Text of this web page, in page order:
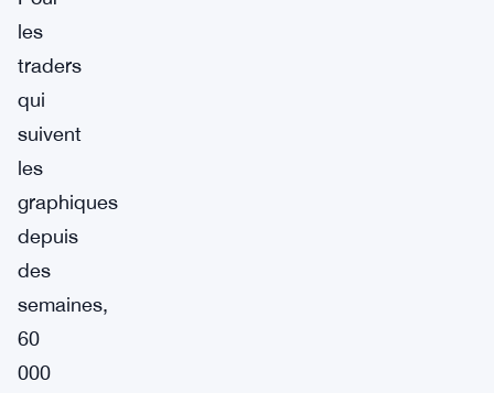
les
traders
qui
suivent
les
graphiques
depuis
des
semaines,
60
000